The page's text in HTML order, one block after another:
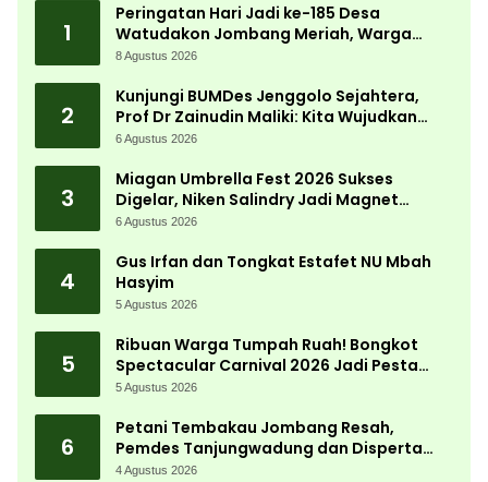
1
Peringatan Hari Jadi ke-185 Desa
Watudakon Jombang Meriah, Warga
Tumpek Blek Padati Karnaval Budaya
8 Agustus 2026
2
Kunjungi BUMDes Jenggolo Sejahtera,
Prof Dr Zainudin Maliki: Kita Wujudkan
Kemandirian Ekonomi dengan Potensi
6 Agustus 2026
3
Miagan Umbrella Fest 2026 Sukses
Digelar, Niken Salindry Jadi Magnet
Ribuan Pengunjung
6 Agustus 2026
4
Gus Irfan dan Tongkat Estafet NU Mbah
Hasyim
5 Agustus 2026
5
Ribuan Warga Tumpah Ruah! Bongkot
Spectacular Carnival 2026 Jadi Pesta
Kemerdekaan Terbesar di Peterongan
5 Agustus 2026
6
Petani Tembakau Jombang Resah,
Pemdes Tanjungwadung dan Disperta
Bergerak Cepat
4 Agustus 2026